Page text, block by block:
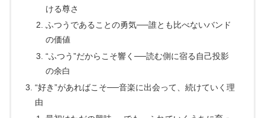
ける尊さ
ふつうであることの勇気──誰とも比べないバンド
の価値
“ふつう”だからこそ響く──読む側に宿る自己投影
の余白
“好き”があればこそ──音楽に出会って、続けていく理
由